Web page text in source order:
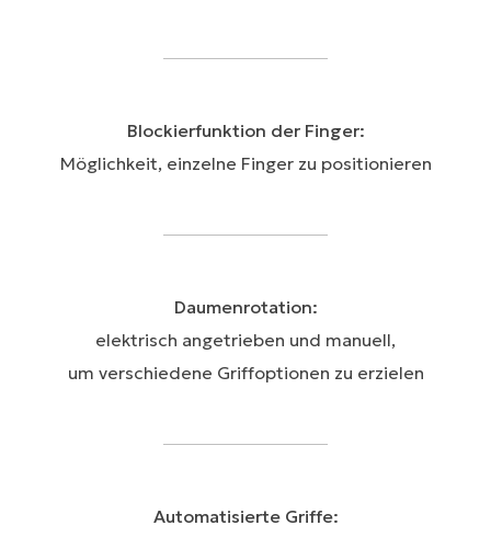
Blockierfunktion der Finger:
Möglichkeit, einzelne Finger zu positionieren
Daumenrotation:
elektrisch angetrieben und manuell,
um verschiedene Griffoptionen zu erzielen​
Automatisierte Griffe: